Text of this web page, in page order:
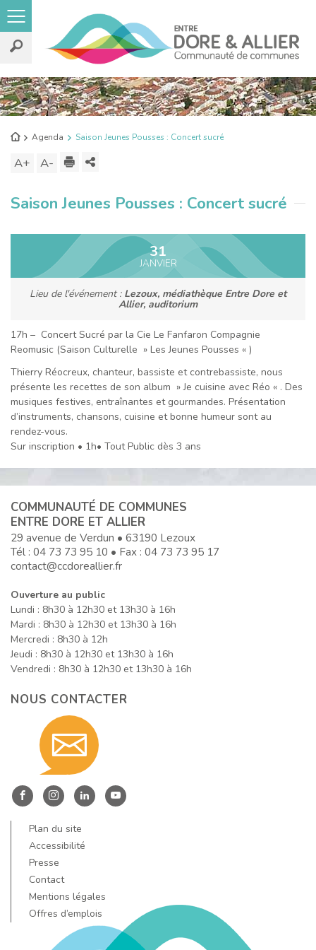
Rechercher
sur
le
site
Retour
l'accueil
Agenda Saison Jeunes Pousses : Concert sucré
A+ Augmenter
taille
A- Diminuer
taille
texte
Imprimer
contenu
Saison Jeunes Pousses : Concert sucré
31
JANVIER
Lieu de l'événement : Lezoux, médiathèque Entre Dore et
Allier, auditorium
17h – Concert Sucré par la Cie Le Fanfaron Compagnie
Reomusic (Saison Culturelle » Les Jeunes Pousses « )
Thierry Réocreux, chanteur, bassiste et contrebassiste, nous
présente les recettes de son album » Je cuisine avec Réo « . Des
musiques festives, entraînantes et gourmandes. Présentation
d’instruments, chansons, cuisine et bonne humeur sont au
rendez-vous.
Sur inscription • 1h• Tout Public dès 3 ans
COMMUNAUTÉ DE COMMUNES
ENTRE DORE ET ALLIER
29 avenue de Verdun • 63190 Lezoux
Tél : 04 73 73 95 10 • Fax : 04 73 73 95 17
contact@ccdoreallier.fr
Ouverture au public
Lundi : 8h30 à 12h30 et 13h30 à 16h
Mardi : 8h30 à 12h30 et 13h30 à 16h
Mercredi : 8h30 à 12h
Jeudi : 8h30 à 12h30 et 13h30 à 16h
Vendredi : 8h30 à 12h30 et 13h30 à 16h
NOUS CONTACTER
nous
email
Entre
Allier
sur
Facebook
Entre
Allier
sur
Instagram
Entre
LinkedIn
!
Entre
Plan du site
Accessibilité
Presse
Contact
Mentions légales
Offres d’emplois